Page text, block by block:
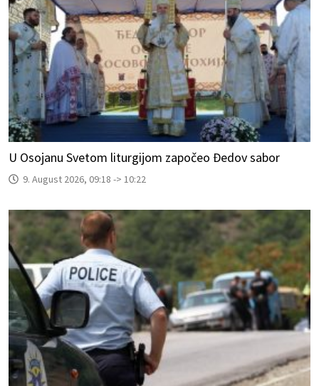
U Osojanu Svetom liturgijom započeo Đedov sabor
9. August 2026, 09:18 -> 10:22